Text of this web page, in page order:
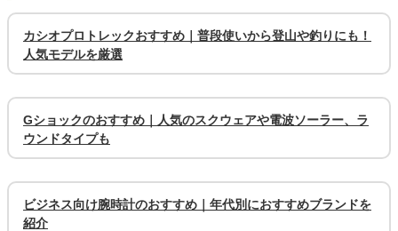
カシオプロトレックおすすめ｜普段使いから登山や釣りにも！
人気モデルを厳選
Gショックのおすすめ｜人気のスクウェアや電波ソーラー、ラ
ウンドタイプも
ビジネス向け腕時計のおすすめ｜年代別におすすめブランドを
紹介